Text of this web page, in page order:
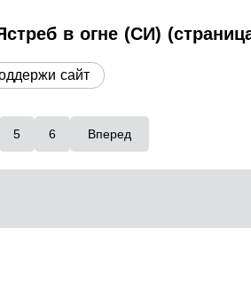
в огне (СИ)
сайт
5 6 Вперед